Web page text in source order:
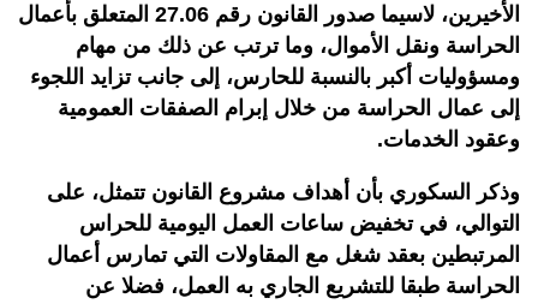
الأخيرين، لاسيما صدور القانون رقم 27.06 المتعلق بأعمال
الحراسة ونقل الأموال، وما ترتب عن ذلك من مهام
ومسؤوليات أكبر بالنسبة للحارس، إلى جانب تزايد اللجوء
إلى عمال الحراسة من خلال إبرام الصفقات العمومية
وعقود الخدمات.
وذكر السكوري بأن أهداف مشروع القانون تتمثل، على
التوالي، في تخفيض ساعات العمل اليومية للحراس
المرتبطين بعقد شغل مع المقاولات التي تمارس أعمال
الحراسة طبقا للتشريع الجاري به العمل، فضلا عن